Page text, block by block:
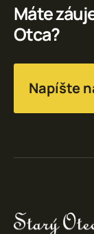
Máte
Otca?
Napíšte